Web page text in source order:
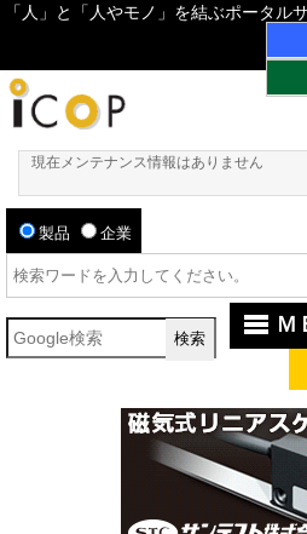
「人」と「人やモノ」を結ぶポータル
現在メンテナンス情報はありません
製品 企業
Ｍ